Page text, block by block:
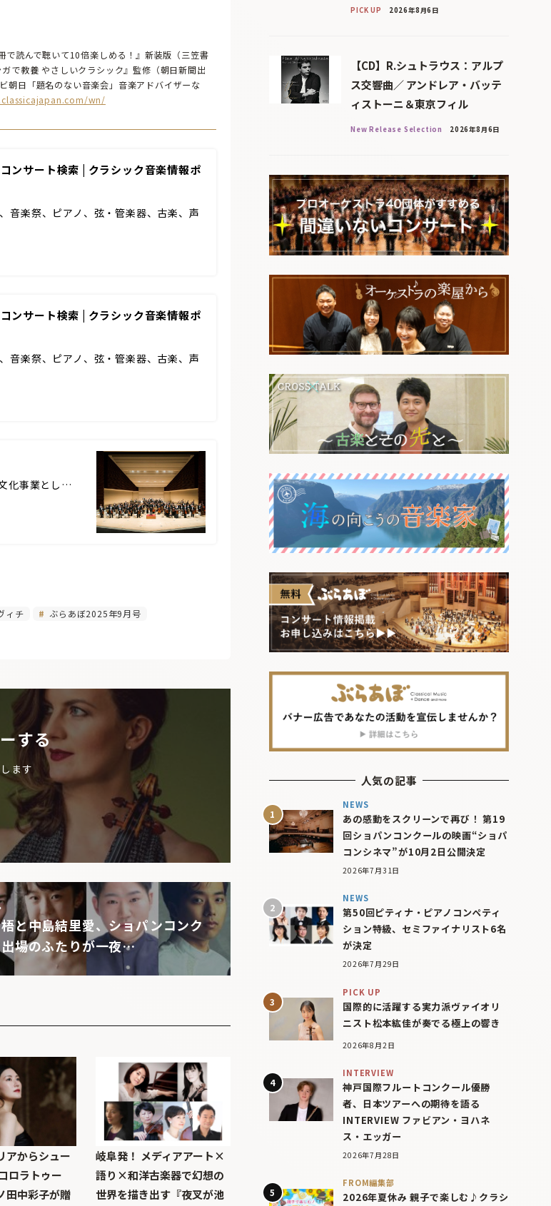
読んで聴いて10倍楽しめる！』新装版（三笠書
で教養 やさしいクラシック』監修（朝日新聞出
朝日「題名のない音楽会」音楽アドバイザーな
wn/
ンサート検索 | クラシック音楽情報ポ
音楽祭、ピアノ、弦・管楽器、古楽、声
ンサート検索 | クラシック音楽情報ポ
音楽祭、ピアノ、弦・管楽器、古楽、声
化事業とし…
ィチ
ぶらあぼ2025年9月号
する
ます
と中島結里愛、ショパンコンク
場のふたりが一夜…
アからシュー
ロラトゥー
田中彩子が贈
岐阜発！ メディアアート×
語り×和洋古楽器で幻想の
世界を描き出す『夜叉が池
PICK UP 2026年8月6日
【CD】R.シュトラウス：アルプ
ス交響曲／ アンドレア・バッテ
ィストーニ＆東京フィル
New Release Selection 2026年8月6日
人気の記事
NEWS
あの感動をスクリーンで再び！ 第19
回ショパンコンクールの映画“ショパ
コンシネマ”が10月2日公開決定
2026年7月31日
NEWS
第50回ピティナ・ピアノコンペティ
ション特級、セミファイナリスト6名
が決定
2026年7月29日
PICK UP
国際的に活躍する実力派ヴァイオリ
ニスト松本紘佳が奏でる極上の響き
2026年8月2日
INTERVIEW
神戸国際フルートコンクール優勝
者、日本ツアーへの期待を語る
INTERVIEW ファビアン・ヨハネ
ス・エッガー
2026年7月28日
FROM編集部
2026年夏休み 親子で楽しむ♪クラシ